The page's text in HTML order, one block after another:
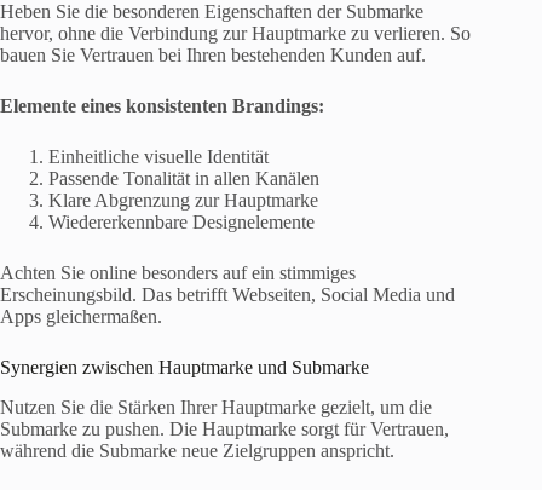
Heben Sie die besonderen Eigenschaften der Submarke
hervor, ohne die Verbindung zur Hauptmarke zu verlieren. So
bauen Sie Vertrauen bei Ihren bestehenden Kunden auf.
Elemente eines konsistenten Brandings:
Einheitliche visuelle Identität
Passende Tonalität in allen Kanälen
Klare Abgrenzung zur Hauptmarke
Wiedererkennbare Designelemente
Achten Sie online besonders auf ein stimmiges
Erscheinungsbild. Das betrifft Webseiten, Social Media und
Apps gleichermaßen.
Synergien zwischen Hauptmarke und Submarke
Nutzen Sie die Stärken Ihrer Hauptmarke gezielt, um die
Submarke zu pushen. Die Hauptmarke sorgt für Vertrauen,
während die Submarke neue Zielgruppen anspricht.